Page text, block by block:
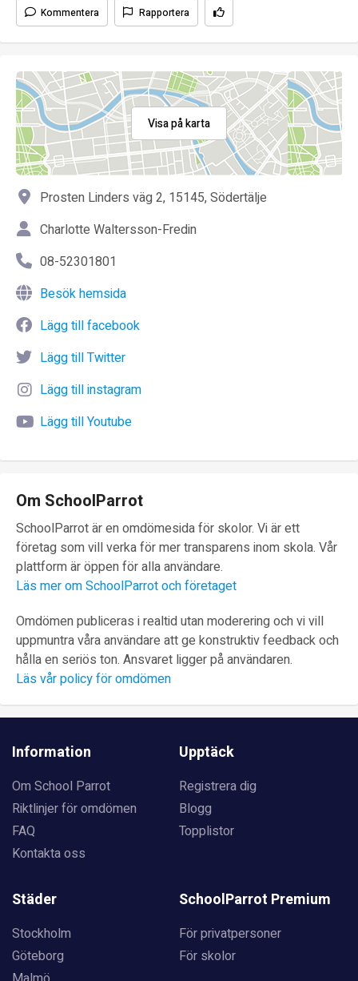
Kommentera Rapportera
Visa på karta
Prosten Linders väg 2, 15145, Södertälje
Charlotte Waltersson-Fredin
08-52301801
Besök hemsida
Lägg till facebook
Lägg till Twitter
Lägg till instagram
Lägg till Youtube
Om SchoolParrot
SchoolParrot är en omdömesida för skolor. Vi är ett
företag som vill verka för mer transparens inom skola. Vår
plattform är öppen för alla användare.
Läs mer om SchoolParrot och företaget
Omdömen publiceras i realtid utan moderering och vi vill
uppmuntra våra användare att ge konstruktiv feedback och
hålla en seriös ton. Ansvaret ligger på användaren.
Läs vår policy för omdömen
Information
Om School Parrot
Riktlinjer för omdömen
FAQ
Kontakta oss
Upptäck
Registrera dig
Blogg
Topplistor
Städer
Stockholm
Göteborg
SchoolParrot Premium
För privatpersoner
För skolor